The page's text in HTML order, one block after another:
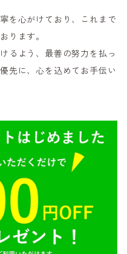
を心がけており、これまで
ります。
るよう、最善の努力を払っ
先に、心を込めてお手伝い